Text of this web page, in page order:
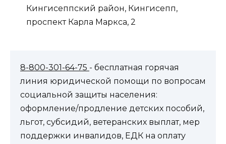
Кингисеппский район, Кингисепп,
проспект Карла Маркса, 2
8-800-301-64-75 - бесплатная горячая
линия юридической помощи по вопросам
социальной защиты населения:
оформление/продление детских пособий,
льгот, субсидий, ветеранских выплат, мер
поддержки инвалидов, ЕДК на оплату